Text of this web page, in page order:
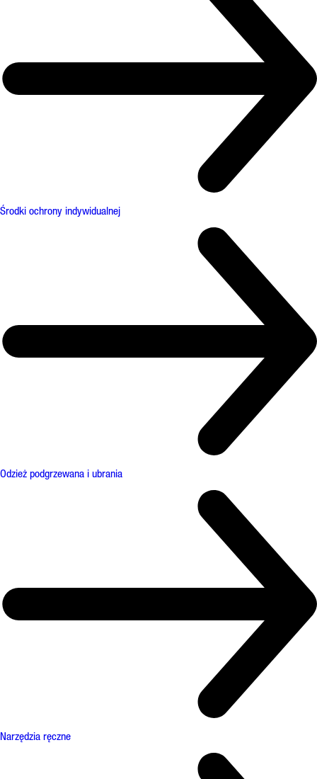
Środki ochrony indywidualnej
Odzież podgrzewana i ubrania
Narzędzia ręczne